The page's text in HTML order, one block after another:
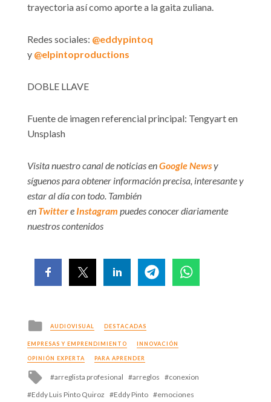
trayectoria así como aporte a la gaita zuliana.
Redes sociales: @eddypintoq
y @elpintoproductions
DOBLE LLAVE
Fuente de imagen referencial principal: Tengyart en
Unsplash
Visita nuestro canal de noticias enGoogle Newsy
síguenos para obtener información precisa, interesante y
estar al día con todo. También
en Twittere Instagram puedes conocer diariamente
nuestros contenidos
Posted
in
AUDIOVISUAL DESTACADAS
EMPRESAS Y EMPRENDIMIENTO INNOVACIÓN
OPINIÓN EXPERTA PARA APRENDER
Tagged
with
arreglista profesional arreglos
conexion
Eddy Luis Pinto Quiroz
Eddy Pinto
emociones